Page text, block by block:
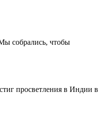
собрались, чтобы
в Индии в